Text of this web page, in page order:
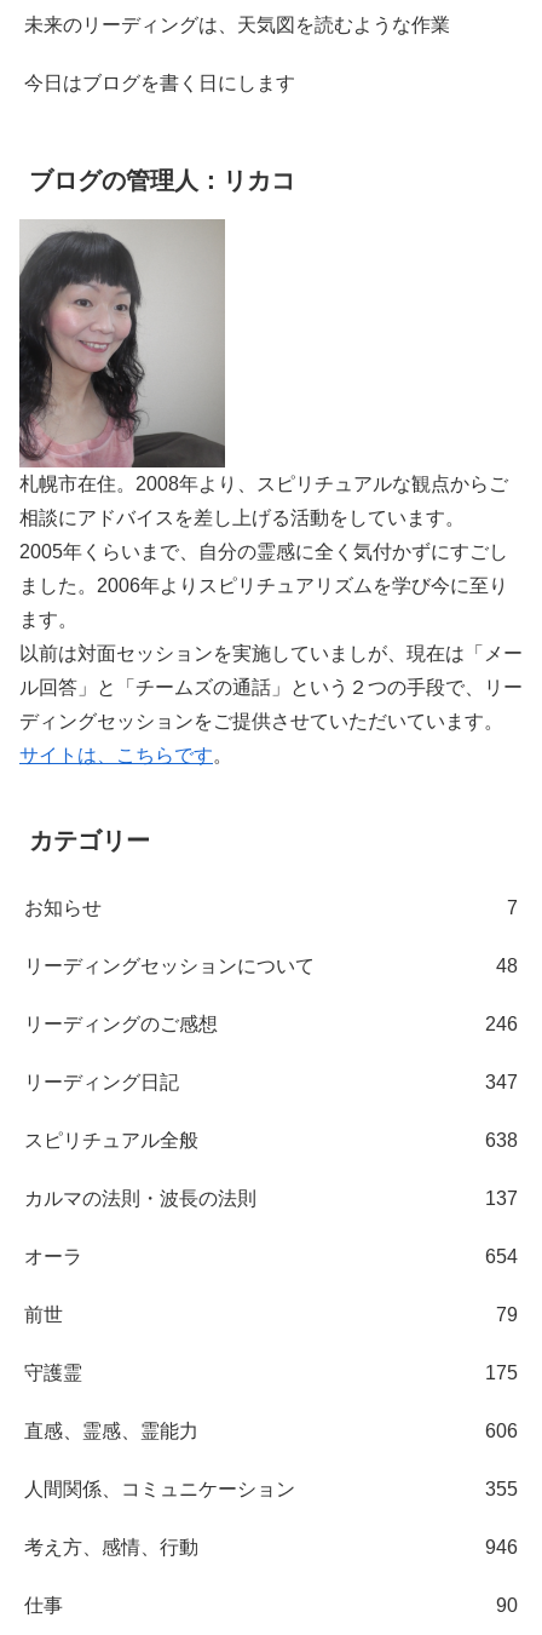
未来のリーディングは、天気図を読むような作業
今日はブログを書く日にします
ブログの管理人：リカコ
札幌市在住。2008年より、スピリチュアルな観点からご
相談にアドバイスを差し上げる活動をしています。
2005年くらいまで、自分の霊感に全く気付かずにすごし
ました。2006年よりスピリチュアリズムを学び今に至り
ます。
以前は対面セッションを実施していましが、現在は「メー
ル回答」と「チームズの通話」という２つの手段で、リー
ディングセッションをご提供させていただいています。
サイトは、こちらです。
カテゴリー
お知らせ 7
リーディングセッションについて 48
リーディングのご感想 246
リーディング日記 347
スピリチュアル全般 638
カルマの法則・波長の法則 137
オーラ 654
前世 79
守護霊 175
直感、霊感、霊能力 606
人間関係、コミュニケーション 355
考え方、感情、行動 946
仕事 90